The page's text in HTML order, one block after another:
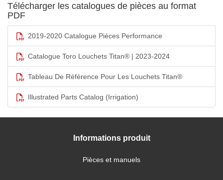
Télécharger les catalogues de pièces au format
PDF
2019-2020 Catalogue Piéces Performance
Catalogue Toro Louchets Titan® | 2023-2024
Tableau De Référence Pour Les Louchets Titan®
Illustrated Parts Catalog (Irrigation)
Informations produit
Pièces et manuels